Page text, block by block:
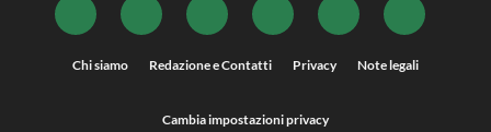
Chi siamo Redazione e Contatti Privacy Note legali
Cambia impostazioni privacy